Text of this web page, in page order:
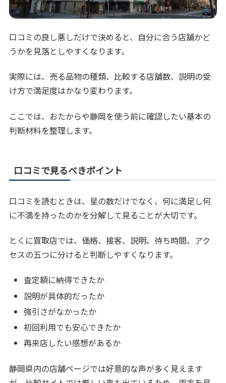
口コミの良し悪しだけで決めると、自分に合う店舗かど
うかを見落としやすくなります。
実際には、売る品物の種類、比較する店舗数、説明の受
け方で満足度はかなり変わります。
ここでは、おたからや静岡を使う前に確認したい基本の
判断材料を整理します。
口コミで見るべきポイント
口コミを読むときは、星の数だけでなく、何に満足し何
に不満を持ったのかを分解して見ることが大切です。
とくに買取店では、価格、接客、説明、待ち時間、アク
セスの五つに分けると判断しやすくなります。
査定額に納得できたか
説明が具体的だったか
強引さがなかったか
初回利用でも安心できたか
再来店したい感想があるか
静岡県内の店舗ページでは好意的な声が多く見えます